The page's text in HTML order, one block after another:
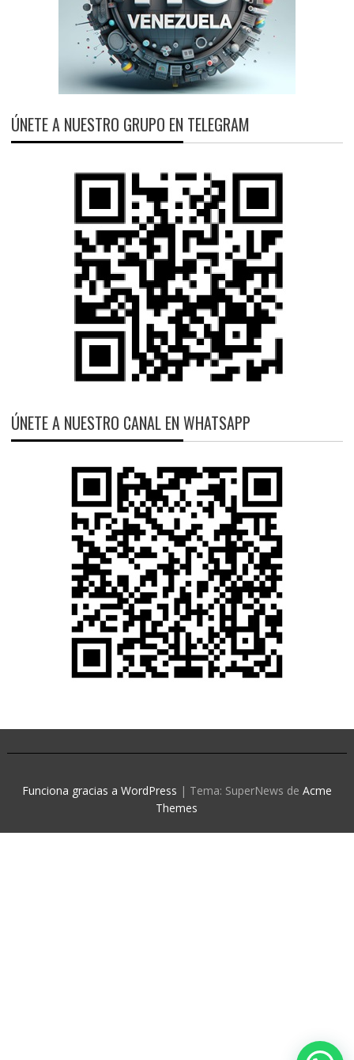
ÚNETE A NUESTRO GRUPO EN TELEGRAM
ÚNETE A NUESTRO CANAL EN WHATSAPP
Funciona gracias a WordPress | Tema: SuperNews de Acme
Themes